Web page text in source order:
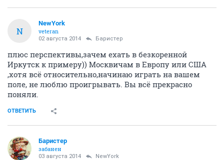
N
NewYоrk
veteran
02 августа 2014 Баристер
плюс перспективы,зачем ехать в безкоренной
Иркутск к примеру)) Москвичам в Европу или США
,хотя всё относительно,начинаю играть на вашем
поле, не люблю проигрывать. Вы всё прекрасно
поняли.
ОТВЕТИТЬ
Баристер
забанен
03 августа 2014 NewYоrk